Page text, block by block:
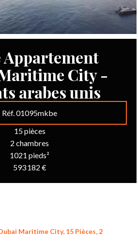
Appartement
City -
arabes unis
Réf. 01095mkbe
15 pièces
2 chambres
1021 pieds²
593 182 €
Maritime City, 15 Pièces, 2